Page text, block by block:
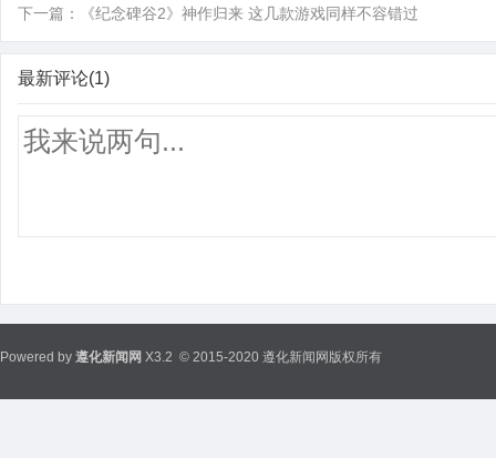
下一篇： 《纪念碑谷2》神作归来 这几款游戏同样不容错过
最新评论(1)
Powered by 遵化新闻网 X3.2 © 2015-2020 遵化新闻网版权所有